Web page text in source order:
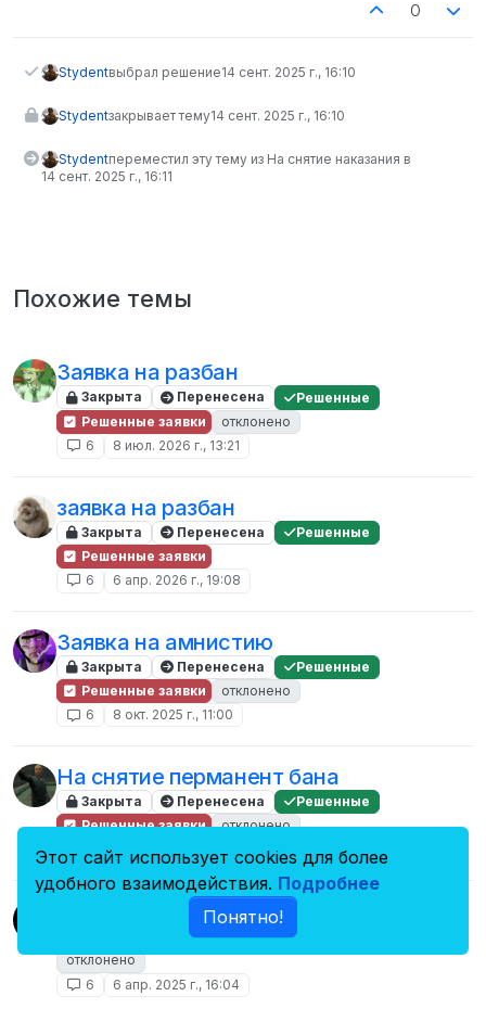
0
Stydentвыбрал решение14 сент. 2025 г., 16:10
Stydentзакрывает тему14 сент. 2025 г., 16:10
Stydentпереместил эту тему из На снятие наказания в
14 сент. 2025 г., 16:11
Похожие темы
Заявка на разбан
Закрыта Перенесена
Решенные
Решенные заявки
отклонено
6
8 июл. 2026 г., 13:21
заявка на разбан
Закрыта Перенесена
Решенные
Решенные заявки
6
6 апр. 2026 г., 19:08
Заявка на амнистию
Закрыта Перенесена
Решенные
Решенные заявки
отклонено
6
8 окт. 2025 г., 11:00
На снятие перманент бана
Закрыта Перенесена
Решенные
Решенные заявки
отклонено
Заявка в "Игроки +"
Перенесена
Решенные заявки
отклонено
6
6 апр. 2025 г., 16:04
Этот сайт использует cookies для более
удобного взаимодействия. Подробнее
Понятно!